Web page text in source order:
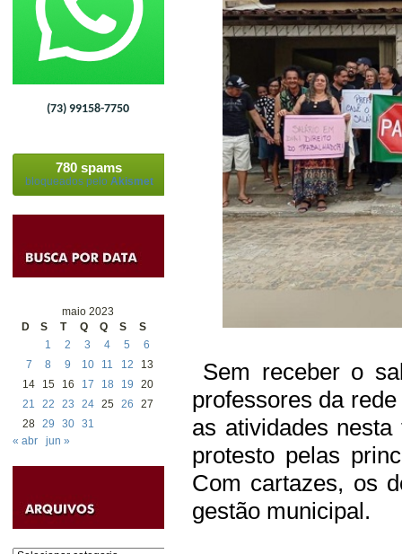
(73) 99158-7750
780 spams
bloqueados pelo Akismet
maio 2023
D
S T Q Q S
S
1
2 3 4 5
6
7
8 9 10 11 12
13
14
15 16 17 18 19
20
21
22 23 24 25 26
27
28 29 30 31
« abr
jun »
Sem receber o
professores da
as atividades
protesto pelas
Com cartazes, os
gestão municipal.